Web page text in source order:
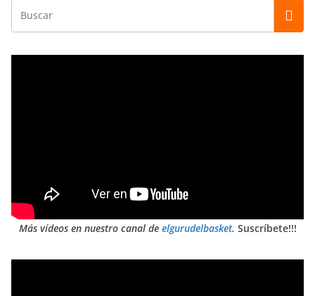
Más vídeos en nuestro canal de elgurudelbasket. Suscríbete!!!